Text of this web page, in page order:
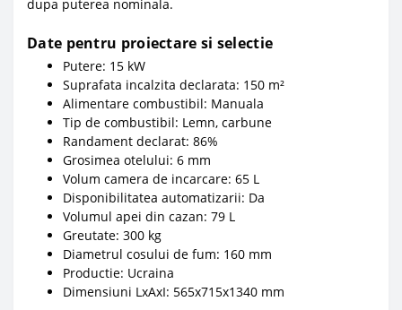
dupa puterea nominala.
Date pentru proiectare si selectie
Putere: 15 kW
Suprafata incalzita declarata: 150 m²
Alimentare combustibil: Manuala
Tip de combustibil: Lemn, carbune
Randament declarat: 86%
Grosimea otelului: 6 mm
Volum camera de incarcare: 65 L
Disponibilitatea automatizarii: Da
Volumul apei din cazan: 79 L
Greutate: 300 kg
Diametrul cosului de fum: 160 mm
Productie: Ucraina
Dimensiuni LxAxI: 565x715x1340 mm